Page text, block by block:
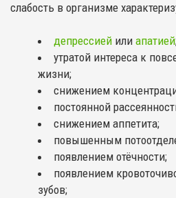
слабость в организме
депрессией или апатией
утратой интереса к
жизни;
снижением
постоянной
снижением аппетита;
повышенным
появлением отёчности;
появлением
зубов;